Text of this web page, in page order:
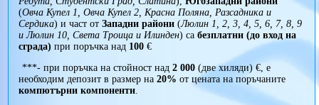
(Овча Купел 1, Овча Купел 2, Красна Поляна, Разсадника и
Сердика) и част от Западни райони(Люлин 1, 2, 3, 4, 5, 6, 7, 8, 9
и Люлин 10, Света Троица и Илинден) са безплатни (до вход на
сграда) при поръчка над 100€
***- при поръчка на стойност над 2 000(две хиляди) €, е
необходим депозит в размер на 20% от цената на поръчаните
компютърни компоненти.